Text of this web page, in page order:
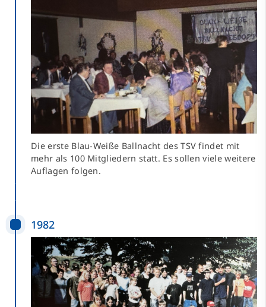
Die erste Blau-Weiße Ballnacht des TSV findet mit
mehr als 100 Mitgliedern statt. Es sollen viele weitere
Auflagen folgen.
1982